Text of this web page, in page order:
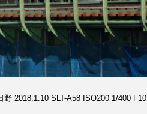
2018.1.10 SLT-A58 ISO200 1/400 F10